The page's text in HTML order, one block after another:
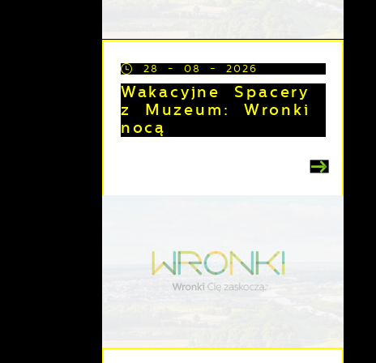
28 - 08 - 2026
Wakacyjne Spacery
z Muzeum: Wronki
nocą